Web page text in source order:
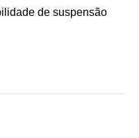
de suspensão